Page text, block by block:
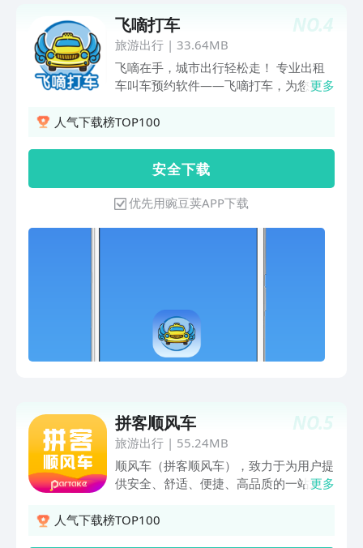
NO.4
飞嘀打车
旅游出行| 33.64MB
飞嘀在手，城市出行轻松走！ 专业出租
车叫车预约软件——飞嘀打车，为您提供
险大、费用无标准的专车黑车顺风车，体
色】 1、定位靠谱：对上车和目的地的位
置实时定位，保证承接订单的司机更快到
达 2、及时高效：实时叫车随叫随到，正
规出租车百秒内快速应答 3、放心出行：
障，不拒载不绕路，节省时间和费用成本
6、简单操作：清新简约的界面，只需进
入飞嘀打车后一键叫车和预约均可 7、方
优质服务：叫的是出租车，享受的是专车
服务，只为乘客百分百满意 10、超多福
利：不定期赠送优惠券，让您出行更优惠
更多
人气下载榜TOP100
安 全 下 载
优先用豌豆荚APP下载
NO.5
拼客顺风车
旅游出行| 55.24MB
顺风车（拼客顺风车），致力于为用户提
供安全、舒适、便捷、高品质的一站式长
车：大巴价格，私家车待遇 顺风车：雨
更多
人气下载榜TOP100